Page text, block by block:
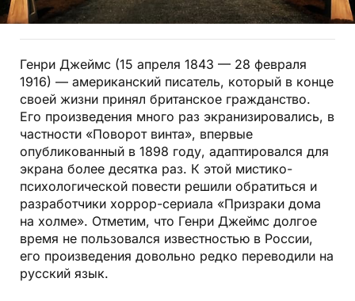
Генри Джеймс (15 апреля 1843 — 28 февраля
1916) — американский писатель, который в конце
своей жизни принял британское гражданство.
Его произведения много раз экранизировались, в
частности «Поворот винта», впервые
опубликованный в 1898 году, адаптировался для
экрана более десятка раз. К этой мистико-
психологической повести решили обратиться и
разработчики хоррор-сериала «Призраки дома
на холме». Отметим, что Генри Джеймс долгое
время не пользовался известностью в России,
его произведения довольно редко переводили на
русский язык.